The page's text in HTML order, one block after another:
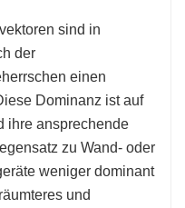
sind in
der
einen
Dominanz ist auf
ihre ansprechende
zu Wand- oder
weniger dominant
und